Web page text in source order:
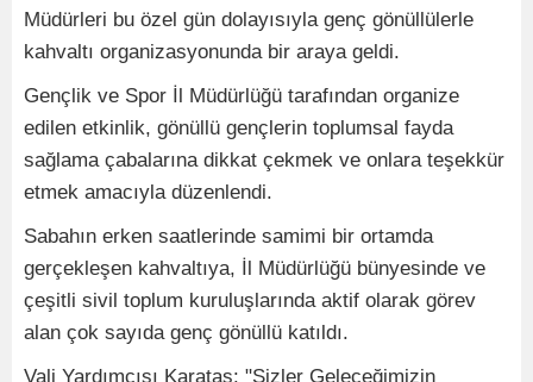
Müdürleri bu özel gün dolayısıyla genç gönüllülerle
kahvaltı organizasyonunda bir araya geldi.
Gençlik ve Spor İl Müdürlüğü tarafından organize
edilen etkinlik, gönüllü gençlerin toplumsal fayda
sağlama çabalarına dikkat çekmek ve onlara teşekkür
etmek amacıyla düzenlendi.
Sabahın erken saatlerinde samimi bir ortamda
gerçekleşen kahvaltıya, İl Müdürlüğü bünyesinde ve
çeşitli sivil toplum kuruluşlarında aktif olarak görev
alan çok sayıda genç gönüllü katıldı.
Vali Yardımcısı Karataş: "Sizler Geleceğimizin